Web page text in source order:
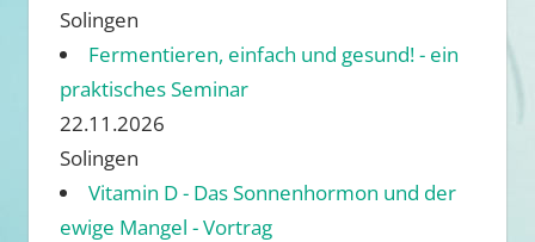
Solingen
Fermentieren, einfach und gesund! - ein
praktisches Seminar
22.11.2026
Solingen
Vitamin D - Das Sonnenhormon und der
ewige Mangel - Vortrag